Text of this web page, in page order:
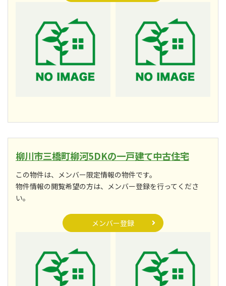
柳川市三橋町柳河5DKの一戸建て中古住宅
この物件は、メンバー限定情報の物件です。
物件情報の閲覧希望の方は、メンバー登録を行ってくださ
い。
メンバー登録